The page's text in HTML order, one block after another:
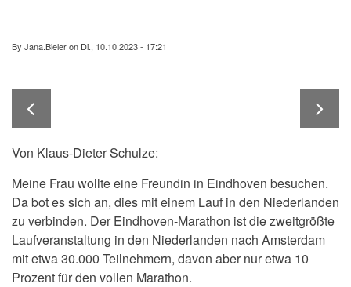
By Jana.Bieleron Di., 10.10.2023 - 17:21
Von Klaus-Dieter Schulze:
Meine Frau wollte eine Freundin in Eindhoven besuchen.
Da bot es sich an, dies mit einem Lauf in den Niederlanden
zu verbinden. Der Eindhoven-Marathon ist die zweitgrößte
Laufveranstaltung in den Niederlanden nach Amsterdam
mit etwa 30.000 Teilnehmern, davon aber nur etwa 10
Prozent für den vollen Marathon.